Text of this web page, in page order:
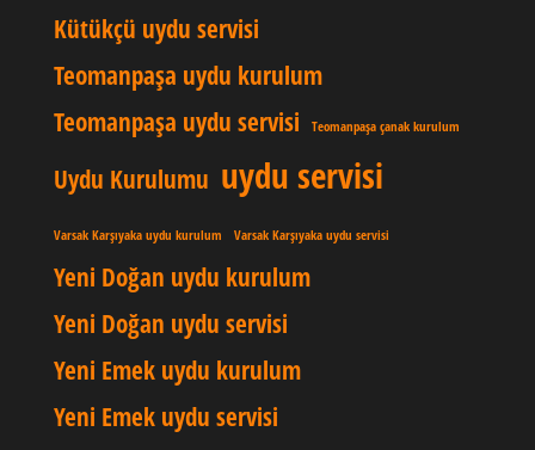
Kütükçü uydu servisi
Teomanpaşa uydu kurulum
Teomanpaşa uydu servisi
Teomanpaşa çanak kurulum
Uydu Kurulumu uydu servisi
Varsak Karşıyaka uydu kurulum Varsak Karşıyaka uydu servisi
Yeni Doğan uydu kurulum
Yeni Doğan uydu servisi
Yeni Emek uydu kurulum
Yeni Emek uydu servisi